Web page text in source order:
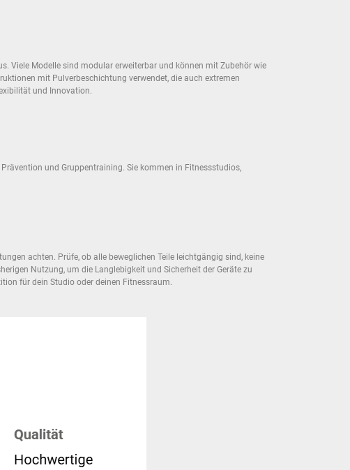
Viele Modelle sind modular erweiterbar und können mit Zubehör wie
mit Pulverbeschichtung verwendet, die auch extremen
und Innovation.
und Gruppentraining. Sie kommen in Fitnessstudios,
achten. Prüfe, ob alle beweglichen Teile leichtgängig sind, keine
Nutzung, um die Langlebigkeit und Sicherheit der Geräte zu
für dein Studio oder deinen Fitnessraum.